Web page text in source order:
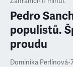
Pedro
populistů.
proudu
Dominika Perlínová•